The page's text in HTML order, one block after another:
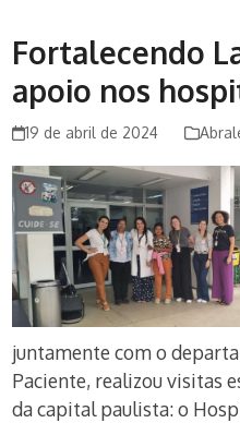
Fortalecendo
apoio nos
19 de abril de 2024
juntamente com o
Paciente, realizou visitas
da capital paulista: o